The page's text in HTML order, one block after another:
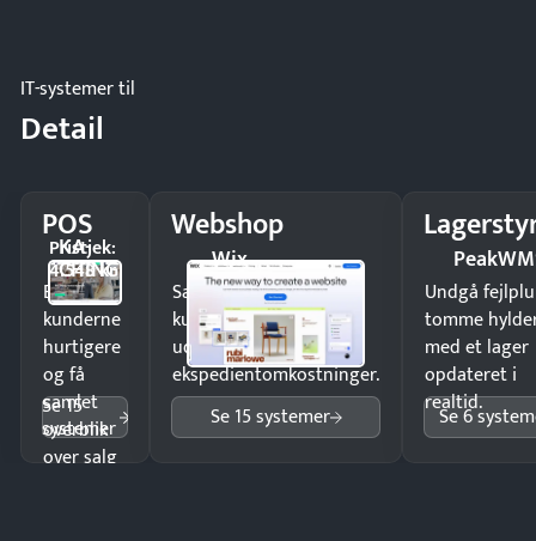
IT-systemer til
Detail
POS
KA-
CHING
Pristjek:
4.548 kr
Ekspedér
kunderne
hurtigere
og få
samlet
overblik
over salg
Se 15
systemer
Webshop
Wix
Sælg produkter 24/7 til
kunder i hele landet
uden
ekspedientomkostninger.
Se 15 systemer
Undgå
tomme
med et lager
opdateret i
realtid.
Se 6